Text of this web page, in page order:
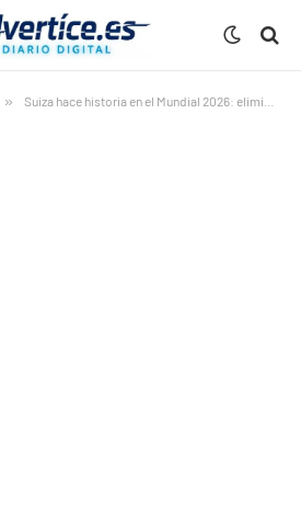
» Suiza hace historia en el Mundial 2026: elimina a Colombia en los penaltis y desafiará a la Argentina de Messi